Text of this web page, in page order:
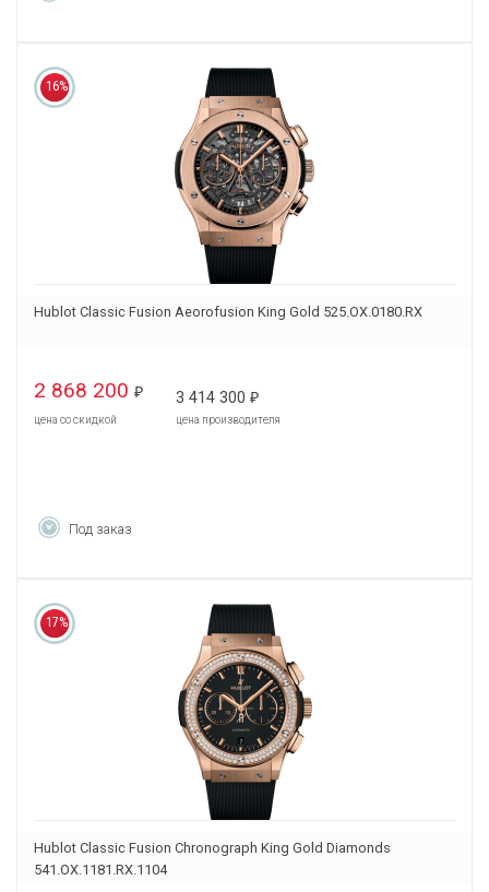
16%
Hublot Classic Fusion Aeorofusion King Gold 525.OX.0180.RX
2 868 200 ₽
цена со скидкой
3 414 300 ₽
цена производителя
Под заказ
17%
Hublot Classic Fusion Chronograph King Gold Diamonds
541.OX.1181.RX.1104